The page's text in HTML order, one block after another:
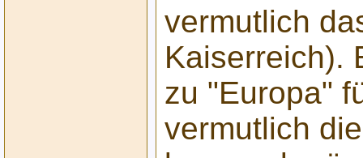
vermutlich
Kaiserreich).
zu "Europa"
vermutlich